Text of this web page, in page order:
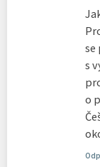
se
s
o